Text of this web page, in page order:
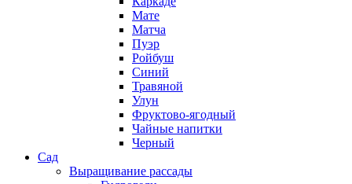
Мате
Матча
Пуэр
Ройбуш
Синий
Травяной
Улун
Фруктово-ягодный
Чайные напитки
Черный
Сад
Выращивание рассады